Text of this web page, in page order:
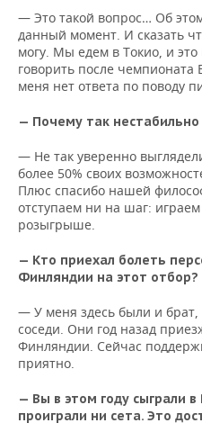
— Это такой вопрос… Об
данный момент. И сказать
могу. Мы едем в Токио, и это
говорить после чемпионата
меня нет ответа по поводу
— Почему так
— Не так уверенно
более 50% своих
Плюс спасибо нашей
отступаем ни на шаг:
розыгрыше.
— Кто приехал болеть
Финляндии на этот отбор?
— У меня здесь были и
соседи. Они год назад
Финляндии. Сейчас
приятно.
— Вы в этом году сыграли
проиграли ни сета. Это